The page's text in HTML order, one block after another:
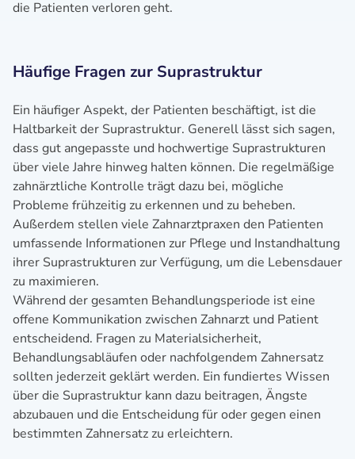
die Patienten verloren geht.
Häufige Fragen zur Suprastruktur
Ein häufiger Aspekt, der Patienten beschäftigt, ist die
Haltbarkeit der Suprastruktur. Generell lässt sich sagen,
dass gut angepasste und hochwertige Suprastrukturen
über viele Jahre hinweg halten können. Die regelmäßige
zahnärztliche Kontrolle trägt dazu bei, mögliche
Probleme frühzeitig zu erkennen und zu beheben.
Außerdem stellen viele Zahnarztpraxen den Patienten
umfassende Informationen zur Pflege und Instandhaltung
ihrer Suprastrukturen zur Verfügung, um die Lebensdauer
zu maximieren.
Während der gesamten Behandlungsperiode ist eine
offene Kommunikation zwischen Zahnarzt und Patient
entscheidend. Fragen zu Materialsicherheit,
Behandlungsabläufen oder nachfolgendem Zahnersatz
sollten jederzeit geklärt werden. Ein fundiertes Wissen
über die Suprastruktur kann dazu beitragen, Ängste
abzubauen und die Entscheidung für oder gegen einen
bestimmten Zahnersatz zu erleichtern.